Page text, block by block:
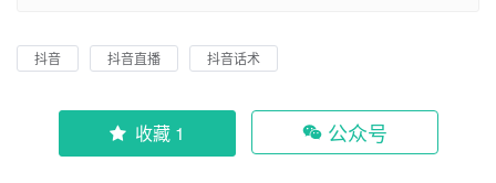
抖音 抖音直播 抖音话术
收藏 1 公众号